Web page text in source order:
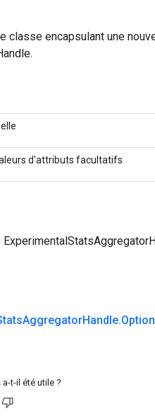
classe encapsulant une
d'attributs facultatifs
AggregatorHandle.
t-il été utile ?